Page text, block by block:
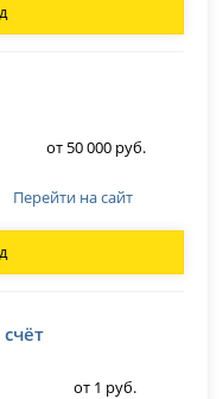
от 50 000 руб.
Перейти на сайт
от 1 руб.